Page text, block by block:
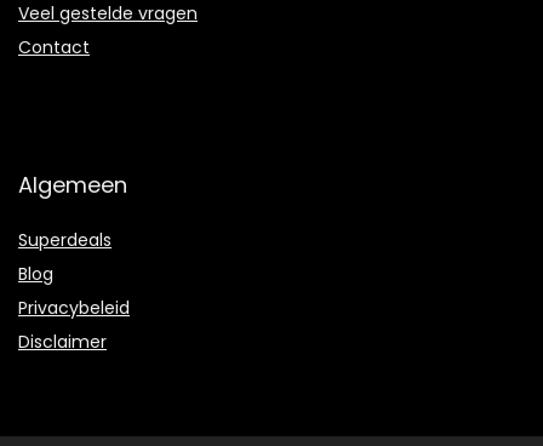
Veel gestelde vragen
Contact
Algemeen
Superdeals
Blog
Privacybeleid
Disclaimer